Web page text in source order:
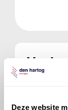
Deze website
de
Welke